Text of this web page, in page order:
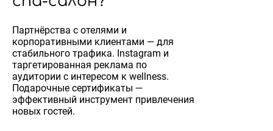
Партнёрства с отелями и
корпоративными клиентами — для
стабильного трафика. Instagram и
таргетированная реклама по
аудитории с интересом к wellness.
Подарочные сертификаты —
эффективный инструмент привлечения
новых гостей.